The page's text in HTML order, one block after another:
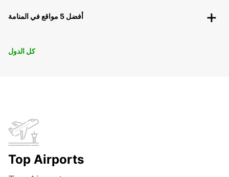
أفضل 5 مواقع في المنامة
كل الدول
Top Airports